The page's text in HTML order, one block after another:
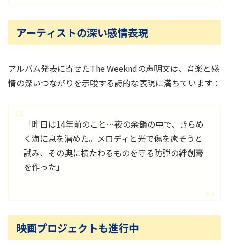
アーティストの深い感情表現
アルバム発表に寄せたThe Weekndの声明文は、音楽と感
情の深いつながりを示唆する詩的な表現に満ちています：
「昨日は14年前のこと…夜の余韻の中で、きらめ
く海に息を潜めた。メロディと光で傷を癒そうと
試み、その奥に横たわるものを守る防弾の絆創膏
を作った」
映画プロジェクトも進行中